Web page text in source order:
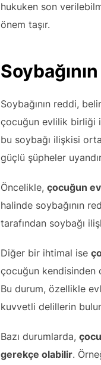
hukuken son
önem taşır.
Soybağının reddi,
çocuğun evlilik birliği
bu soybağı ilişkisi
güçlü şüpheler
Öncelikle, çocuğun
halinde soybağının
tarafından soybağı
Diğer bir ihtimal ise
çocuğun kendisinden
Bu durum, özellikle
kuvvetli delillerin
Bazı durumlarda,
gerekçe olabilir.